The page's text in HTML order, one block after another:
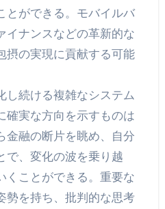
とができる。モバイルバ
イナンスなどの革新的な
摂の実現に貢献する可能
し続ける複雑なシステム
確実な方向を示すものは
金融の断片を眺め、自分
で、変化の波を乗り越
くことができる。重要な
勢を持ち、批判的な思考